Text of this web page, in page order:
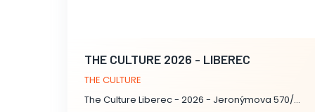
THE CULTURE 2026 - LIBEREC
THE CULTURE
The Culture Liberec - 2026 - Jeronýmova 570/22, Liberec